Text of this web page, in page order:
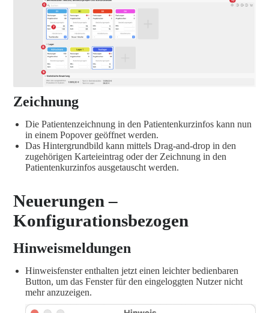
Zeichnung
Die Patientenzeichnung in den Patientenkurzinfos kann nun
in einem Popover geöffnet werden.
Das Hintergrundbild kann mittels Drag-and-drop in den
zugehörigen Karteieintrag oder der Zeichnung in den
Patientenkurzinfos ausgetauscht werden.
Neuerungen –
Konfigurationsbezogen
Hinweismeldungen
Hinweisfenster enthalten jetzt einen leichter bedienbaren
Button, um das Fenster für den eingeloggten Nutzer nicht
mehr anzuzeigen.